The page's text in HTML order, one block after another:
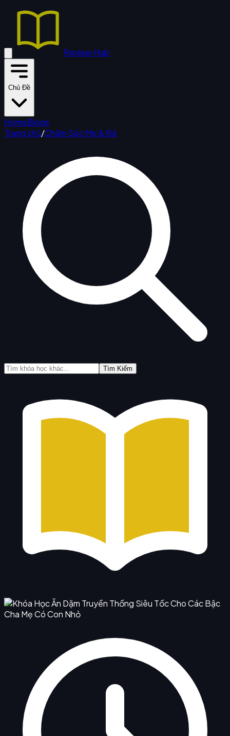
Review Hub
Chủ Đề
HomeBlogs
Trang chủ/Chăm Sóc Mẹ & Bé
Tìm Kiếm